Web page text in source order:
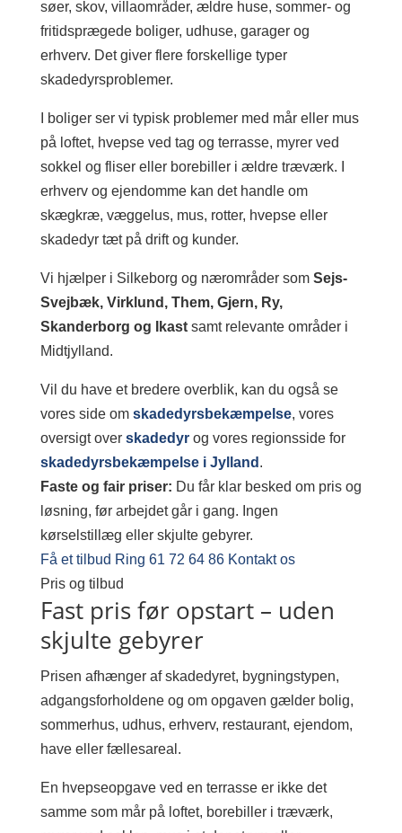
søer, skov, villaområder, ældre huse, sommer- og
fritidsprægede boliger, udhuse, garager og
erhverv. Det giver flere forskellige typer
skadedyrsproblemer.
I boliger ser vi typisk problemer med mår eller mus
på loftet, hvepse ved tag og terrasse, myrer ved
sokkel og fliser eller borebiller i ældre træværk. I
erhverv og ejendomme kan det handle om
skægkræ, væggelus, mus, rotter, hvepse eller
skadedyr tæt på drift og kunder.
Vi hjælper i Silkeborg og nærområder som Sejs-
Svejbæk, Virklund, Them, Gjern, Ry,
Skanderborg og Ikastsamt relevante områder i
Midtjylland.
Vil du have et bredere overblik, kan du også se
vores side om skadedyrsbekæmpelse, vores
oversigt over skadedyrog vores regionsside for
skadedyrsbekæmpelse i Jylland .
Faste og fair priser: Du får klar besked om pris og
løsning, før arbejdet går i gang. Ingen
kørselstillæg eller skjulte gebyrer.
Få et tilbud Ring 61 72 64 86 Kontakt os
Pris og tilbud
Fast pris før opstart – uden
skjulte gebyrer
Prisen afhænger af skadedyret, bygningstypen,
adgangsforholdene og om opgaven gælder bolig,
sommerhus, udhus, erhverv, restaurant, ejendom,
have eller fællesareal.
En hvepseopgave ved en terrasse er ikke det
samme som mår på loftet, borebiller i træværk,